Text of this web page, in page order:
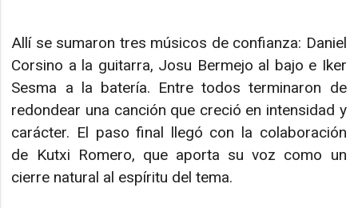
Allí se sumaron tres músicos de confianza: Daniel
Corsino a la guitarra, Josu Bermejo al bajo e Iker
Sesma a la batería. Entre todos terminaron de
redondear una canción que creció en intensidad y
carácter. El paso final llegó con la colaboración
de Kutxi Romero, que aporta su voz como un
cierre natural al espíritu del tema.